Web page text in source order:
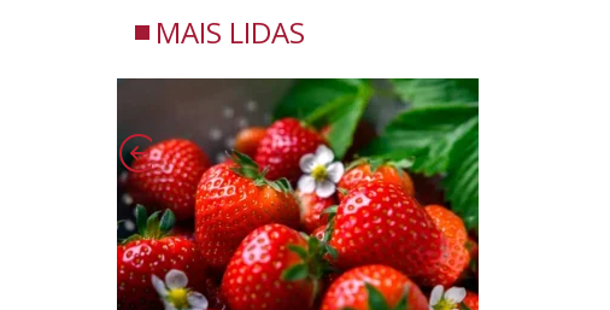
MAIS LIDAS